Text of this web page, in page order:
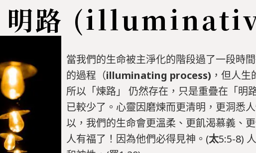
明路
當我們的生命被主淨化的階段過了一段時
的過程（illuminating process) ，但人
所以「煉路」 仍然存在，只是重疊在「明
已較少了。心靈因磨煉而更清明，更洞悉
以，我們的生命會更溫柔、更飢渴慕義、
人有福了！因為他們必得見神。(太5:5-8)